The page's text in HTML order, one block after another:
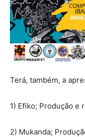
Terá, também, a
1) Efiko; Produção e
2) Mukanda;